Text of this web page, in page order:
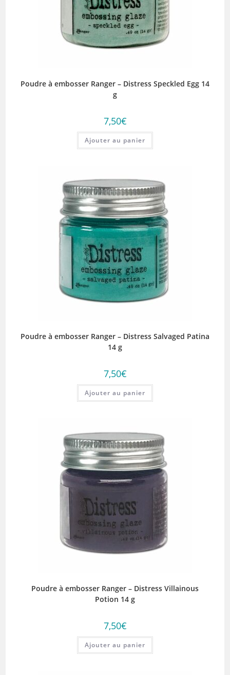
Poudre à embosser Ranger – Distress Speckled Egg 14
g
7,50€
Ajouter au panier
Poudre à embosser Ranger – Distress Salvaged Patina
14 g
7,50€
Ajouter au panier
Poudre à embosser Ranger – Distress Villainous
Potion 14 g
7,50€
Ajouter au panier